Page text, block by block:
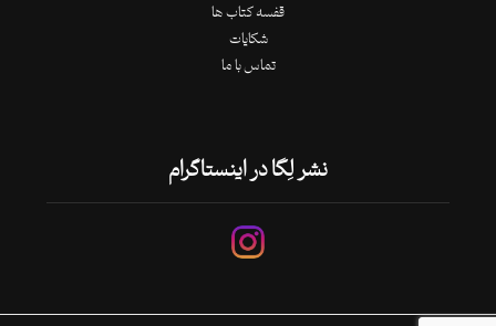
قفسه کتاب ها
شکایات
تماس با ما
نشر لِگا در اینستاگرام